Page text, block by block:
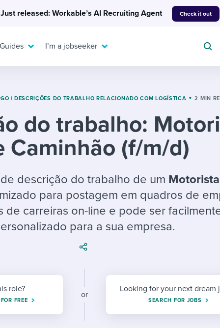
Just released: Workable’s AI Recruiting Agent Check it out
candidates
hiring pipelines
an employer brand
Or browse by
A flexible workplace
means new ways of
working. Pick up tips
Workable customer stories
question templates
checklists
& reports
Get insights, guidance,
the know.
I’m a jobseeker
resources
For your job search:
INTERVIEWS & ANSWERS
Typical interview
answers for each.
Workable customer stories
| DESCRIÇÕES DO TRABALHO RELACIONADO COM LOGÍSTICA 2 MIN
do trabalho:
Caminhão (f/m/d)
descrição do trabalho de um
para postagem em quadros de
de carreiras on-line e pode ser
para a sua empresa.
role?
FREE
or
Looking for your next dream
SEARCH FOR JOBS